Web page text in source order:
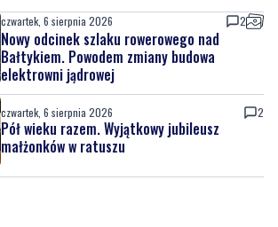
czwartek, 6 sierpnia 2026 2
Nowy odcinek szlaku rowerowego nad
Bałtykiem. Powodem zmiany budowa
elektrowni jądrowej
czwartek, 6 sierpnia 2026 2
Pół wieku razem. Wyjątkowy jubileusz
małżonków w ratuszu